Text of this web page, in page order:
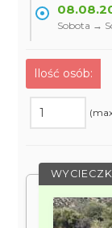
Sobota →
Ilość osób: